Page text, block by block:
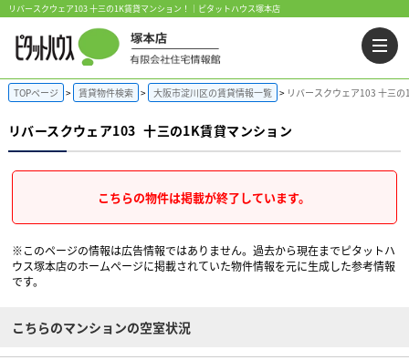
リバースクウェア103 十三の1K賃貸マンション！｜ピタットハウス塚本店
TOPページ 賃貸物件検索 大阪市淀川区の賃貸情報一覧 リバースクウェア103 十三
リバースクウェア103 十三の1K賃貸マンション
こちらの物件は掲載が終了しています。
※このページの情報は広告情報ではありません。過去から現在までピタットハ
ウス塚本店のホームぺージに掲載されていた物件情報を元に生成した参考情報
です。
こちらのマンションの空室状況